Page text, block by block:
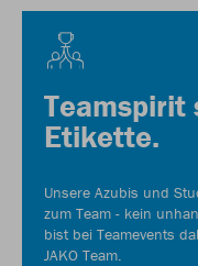
Teamspirit
Etikette.
Unsere Azubis und
zum Team - kein
bist bei Teamevents
JAKO Team.